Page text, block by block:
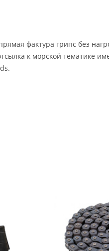
фактура грипс без
к морской тематике